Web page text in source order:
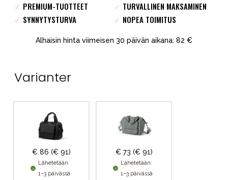
✓ PREMIUM-TUOTTEET ✓ TURVALLINEN MAKSAMINEN
✓ SYNNYTYSTURVA ✓ NOPEA TOIMITUS
Alhaisin hinta viimeisen 30 päivän aikana: 82 €
Varianter
€ 86 (€ 91)
Lähetetään
1–3 päivässä
€ 73 (€ 91)
Lähetetään
1–3 päivässä